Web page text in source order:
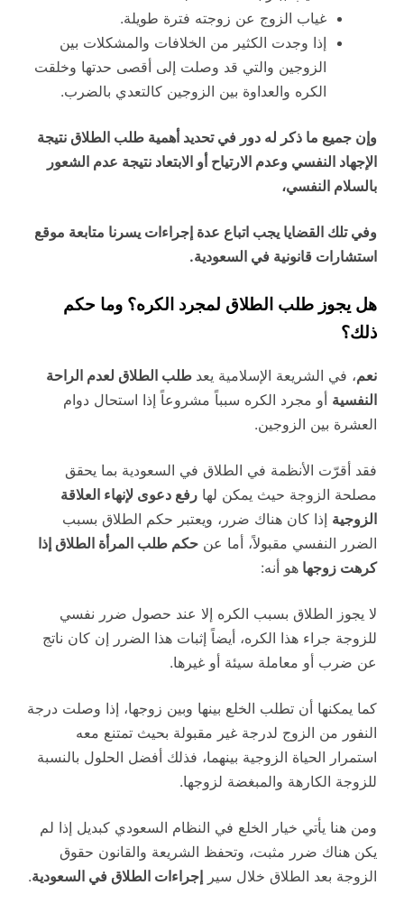
غياب الزوج عن زوجته فترة طويلة.
إذا وجدت الكثير من الخلافات والمشكلات بين
الزوجين والتي قد وصلت إلى أقصى حدتها وخلقت
الكره والعداوة بين الزوجين كالتعدي بالضرب.
وإن جميع ما ذكر له دور في تحديد أهمية طلب الطلاق نتيجة
الإجهاد النفسي وعدم الارتياح أو الابتعاد نتيجة عدم الشعور
بالسلام النفسي،
وفي تلك القضايا يجب اتباع عدة إجراءات يسرنا متابعة موقع
استشارات قانونية في السعودية.
هل يجوز طلب الطلاق لمجرد الكره؟ وما حكم
ذلك؟
نعم، في الشريعة الإسلامية يعد طلب الطلاق لعدم الراحة
النفسية أو مجرد الكره سبباً مشروعاً إذا استحال دوام
العشرة بين الزوجين.
فقد أقرّت الأنظمة في الطلاق في السعودية بما يحقق
مصلحة الزوجة حيث يمكن لها رفع دعوى لإنهاء العلاقة
الزوجية إذا كان هناك ضرر، ويعتبر حكم الطلاق بسبب
الضرر النفسي مقبولاً، أما عن حكم طلب المرأة الطلاق إذا
كرهت زوجها هو أنه:
لا يجوز الطلاق بسبب الكره إلا عند حصول ضرر نفسي
للزوجة جراء هذا الكره، أيضاً إثبات هذا الضرر إن كان ناتج
عن ضرب أو معاملة سيئة أو غيرها.
كما يمكنها أن تطلب الخلع بينها وبين زوجها، إذا وصلت درجة
النفور من الزوج لدرجة غير مقبولة بحيث تمتنع معه
استمرار الحياة الزوجية بينهما، فذلك أفضل الحلول بالنسبة
للزوجة الكارهة والمبغضة لزوجها.
ومن هنا يأتي خيار الخلع في النظام السعودي كبديل إذا لم
يكن هناك ضرر مثبت، وتحفظ الشريعة والقانون حقوق
الزوجة بعد الطلاق خلال سير إجراءات الطلاق في السعودية.